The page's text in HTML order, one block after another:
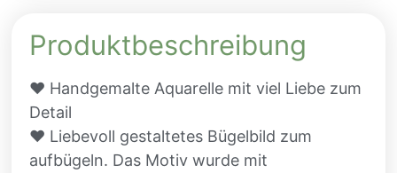
Produktbeschreibung
♥ Handgemalte Aquarelle mit viel Liebe zum
Detail
♥ Liebevoll gestaltetes Bügelbild zum
aufbügeln. Das Motiv wurde mit